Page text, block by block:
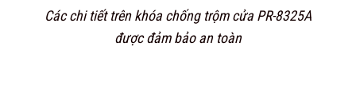
Các chi tiết trên khóa chống trộm cửa PR-8325A
được đảm bảo an toàn